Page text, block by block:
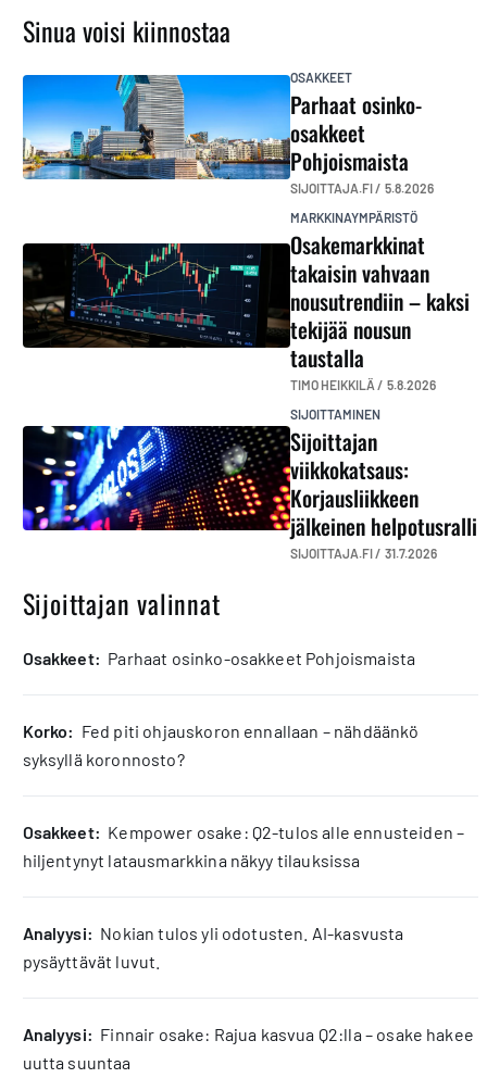
Sinua voisi kiinnostaa
OSAKKEET
Parhaat osinko-
osakkeet
Pohjoismaista
SIJOITTAJA.FI / 5.8.2026
MARKKINAYMPÄRISTÖ
Osakemarkkinat
takaisin vahvaan
nousutrendiin – kaksi
tekijää nousun
taustalla
TIMO HEIKKILÄ / 5.8.2026
SIJOITTAMINEN
Sijoittajan
viikkokatsaus:
Korjausliikkeen
jälkeinen helpotusralli
SIJOITTAJA.FI / 31.7.2026
Sijoittajan valinnat
osakkeet: Parhaat osinko-osakkeet Pohjoismaista
korko: Fed piti ohjauskoron ennallaan – nähdäänkö
syksyllä koronnosto?
osakkeet: Kempower osake: Q2-tulos alle ennusteiden –
hiljentynyt latausmarkkina näkyy tilauksissa
analyysi: Nokian tulos yli odotusten. AI-kasvusta
pysäyttävät luvut.
analyysi: Finnair osake: Rajua kasvua Q2:lla – osake hakee
uutta suuntaa